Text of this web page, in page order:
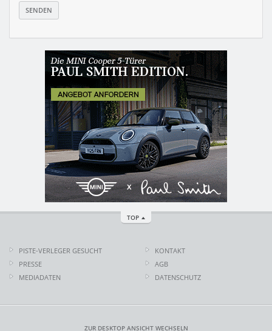
TOP
PISTE-VERLEGER GESUCHT
PRESSE
MEDIADATEN
KONTAKT
AGB
DATENSCHUTZ
ZUR DESKTOP ANSICHT WECHSELN